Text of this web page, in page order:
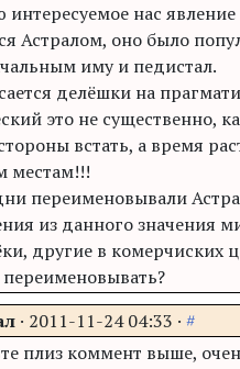
интересуемое нас
Астралом, оно было
иму и педистал.
делёшки на
это не существенно,
встать, а время
местам!!!
переименовывали
из данного значения
другие в комерчиских
переименовывать?
· 2011-11-24 04:33 ·#
плиз коммент выше,